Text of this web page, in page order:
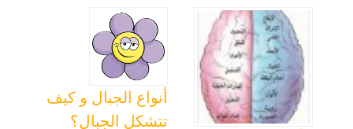
أنواع الجبال و كيف
تتشكل الجبال؟